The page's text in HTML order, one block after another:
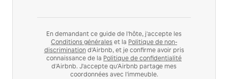
En demandant ce guide de l'hôte, j'accepte les
Conditions générales et la Politique de non-
discrimination d'Airbnb, et je confirme avoir pris
connaissance de la Politique de confidentialité
d'Airbnb. J'accepte qu'Airbnb partage mes
coordonnées avec l'immeuble.